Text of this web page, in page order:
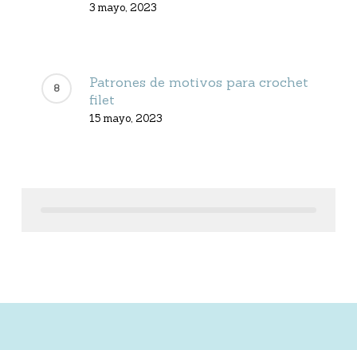
3 mayo, 2023
Patrones de motivos para crochet
filet
15 mayo, 2023